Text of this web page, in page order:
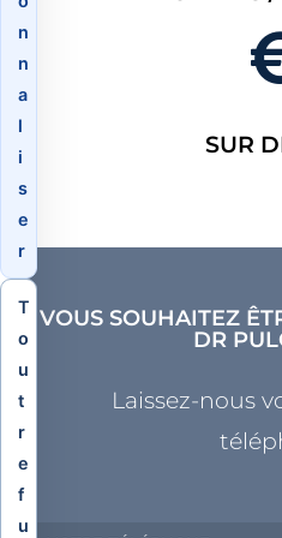
SUR
VOUS SOUHAITEZ
DR
Laissez-nous
n
n
a
l
i
s
e
r
T
o
u
t
r
e
f
u